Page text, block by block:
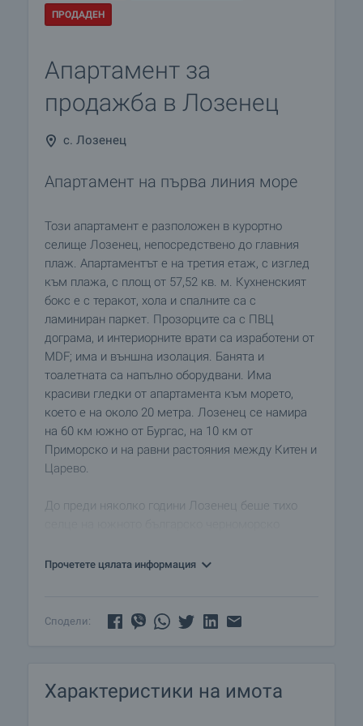
ПРОДАДЕН
Апартамент за
продажба в Лозенец
с. Лозенец
Апартамент на първа линия море
Този апартамент е разположен в курортно
селище Лозенец, непосредствено до главния
плаж. Апартаментът е на третия етаж, с изглед
към плажа, с площ от 57,52 кв. м. Кухненският
бокс е с теракот, хола и спалните са с
ламиниран паркет. Прозорците са с ПВЦ
дограма, и интериорните врати са изработени от
MDF; има и външна изолация. Банята и
тоалетната са напълно оборудвани. Има
красиви гледки от апартамента към морето,
което е на около 20 метра. Лозенец се намира
на 60 км южно от Бургас, на 10 км от
Приморско и на равни растояния между Китен и
Царево.
До преди няколко години Лозенец беше тихо
само през юли и август. През последните
избягат от претъпканите комерсиални курорти и
хотели и великолепни ресторанти. Атмосферата
Прочетете цялата информация
Сподели:
Характеристики на имота